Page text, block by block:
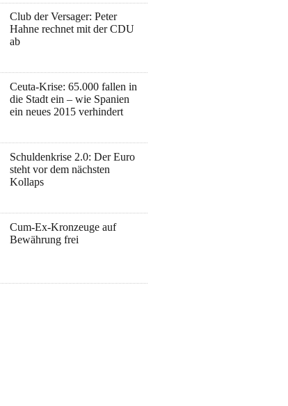
Club der Versager: Peter
Hahne rechnet mit der CDU
ab
Ceuta-Krise: 65.000 fallen in
die Stadt ein – wie Spanien
ein neues 2015 verhindert
Schuldenkrise 2.0: Der Euro
steht vor dem nächsten
Kollaps
Cum-Ex-Kronzeuge auf
Bewährung frei